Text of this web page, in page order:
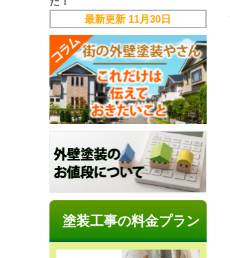
最新更新 11月30日
塗装工事の料金プラン